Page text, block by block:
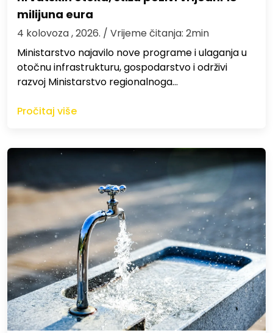
milijuna eura
4 kolovoza , 2026. / Vrijeme čitanja: 2min
Ministarstvo najavilo nove programe i ulaganja u
otočnu infrastrukturu, gospodarstvo i održivi
razvoj Ministarstvo regionalnoga…
Pročitaj više